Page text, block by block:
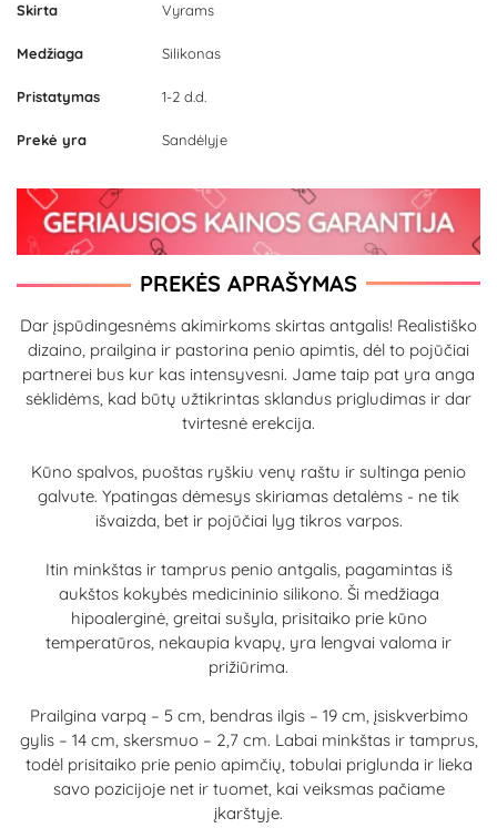
Skirta Vyrams
Medžiaga Silikonas
Pristatymas 1-2 d.d.
Prekė yra Sandėlyje
PREKĖS APRAŠYMAS
Dar įspūdingesnėms akimirkoms skirtas antgalis! Realistiško
dizaino, prailgina ir pastorina penio apimtis, dėl to pojūčiai
partnerei bus kur kas intensyvesni. Jame taip pat yra anga
sėklidėms, kad būtų užtikrintas sklandus prigludimas ir dar
tvirtesnė erekcija.
Kūno spalvos , puoštas ryškiu venų raštu ir sultinga penio
galvute. Ypatingas dėmesys skiriamas detalėms - ne tik
išvaizda, bet ir pojūčiai lyg tikros varpos.
Itin minkštas ir tamprus penio antgalis, pagamintas iš
aukštos kokybės medicininio silikono. Ši medžiaga
hipoalerginė, greitai sušyla, prisitaiko prie kūno
temperatūros, nekaupia kvapų, yra lengvai valoma ir
prižiūrima.
Prailgina varpą – 5 cm , bendras ilgis – 19 cm, įsiskverbimo
gylis – 14 cm, skersmuo – 2,7 cm. Labai minkštas ir tamprus,
todėl prisitaiko prie penio apimčių, tobulai priglunda ir lieka
savo pozicijoje net ir tuomet, kai veiksmas pačiame
įkarštyje.